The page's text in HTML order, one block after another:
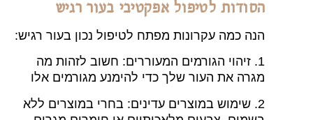
הסודות לטיפול אפקטיבי בעור רגיש
הנה כמה עקרונות מפתח לטיפול נכון בעור רגיש:
1. זיהוי הגורמים המעוררים: חשוב לזהות מה
מגרה את העור שלך כדי להימנע מגורמים אלו
2. שימוש במוצרים עדינים: בחרי במוצרים ללא